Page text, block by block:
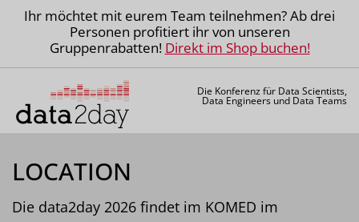
Ihr möchtet mit eurem Team teilnehmen? Ab drei
Personen profitiert ihr von unseren
Gruppenrabatten! Direkt im Shop buchen!
Die Konferenz für Data Scientists,
Data Engineers und Data Teams
LOCATION
Die data2day 2026 findet im KOMED im